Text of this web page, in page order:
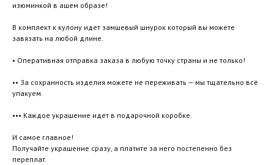
изюминкой в ашем образе!
В комплект к кулону идет замшевый шнурок который вы можете
завязать на любой длине.
• Оперативная отправка заказа в любую точку страны и не только!
•• За сохранность изделия можете не переживать — мы тщательно всё
упакуем.
••• Каждое украшение идет в подарочной коробке.
И самое главное!
Получайте украшение сразу, а платите за него постепенно без
переплат.